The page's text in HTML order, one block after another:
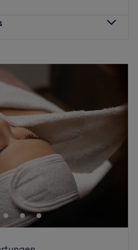
10:00–19:00
Zeichen der Zeit – im
erleben in Frankfurt
Adresse. Wieso? Das
hat modernste,
für Gesicht und Körper im
der begehrten Termine